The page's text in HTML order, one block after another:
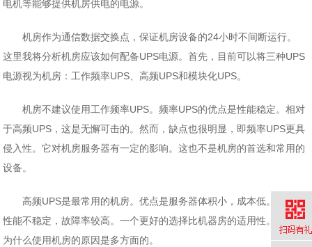
电机等能够提供机房供电的电源。
机房作为通信数据交换点，保证机房设备的24小时不间断运行。
这里我将分析机房应该如何配备UPS电源。首先，目前可以将三种UPS
电源视为机房：工作频率UPS、高频UPS和模块化UPS。
机房不建议使用工作频率UPS。频率UPS的优点是性能稳定。相对
于高频UPS，这是无懈可击的。然而，缺点也很明显，即频率UPS更具
侵入性。它对机房服务器有一定的影响。这也不是机房的首选和常用的
设备。
高频UPS是最常用的机房。优点是服务器体积小，成本低。缺点是
性能不稳定，故障率较高。一个更好的选择比机器房的适用性。这就是
为什么使用机房的原因是多方面的。